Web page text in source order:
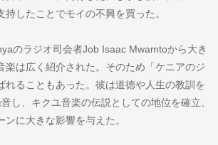
したことでモイの不興を買った。
のラジオ司会者Job Isaac Mwamtoから大き
楽は広く紹介された。そのため「ケニアのジ
れることもあった。彼は道徳や人生の教訓を
し、キクユ音楽の伝説としての地位を確立、
に大きな影響を与えた。